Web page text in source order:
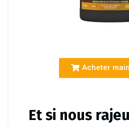
Acheter
Et si nous